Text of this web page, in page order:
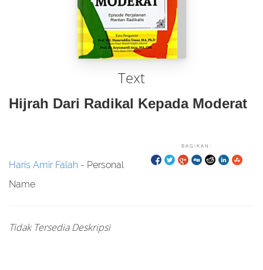
Text
Hijrah Dari Radikal Kepada Moderat
BAGIKAN:
Haris Amir Falah - Personal
Name
Tidak Tersedia Deskripsi